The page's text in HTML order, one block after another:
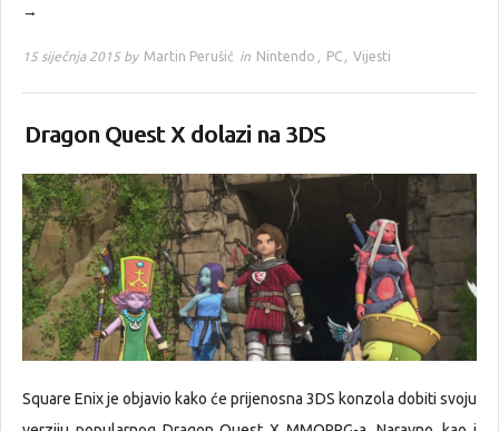
→
15 siječnja 2015 by Martin Perušić in Nintendo , PC , Vijesti
Dragon Quest X dolazi na 3DS
Square Enix je objavio kako će prijenosna 3DS konzola dobiti svoju